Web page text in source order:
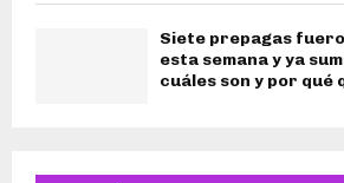
Siete prepagas
esta semana y ya
cuáles son y por qué